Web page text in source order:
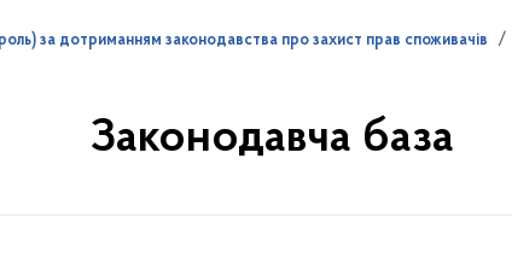
за дотриманням законодавства про захист прав споживачів
Законодавча база